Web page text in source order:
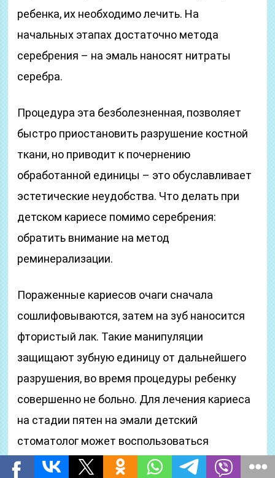
ребенка, их необходимо лечить. На
начальных этапах достаточно метода
серебрения – на эмаль наносят нитраты
серебра.
Процедура эта безболезненная, позволяет
быстро приостановить разрушение костной
ткани, но приводит к почернению
обработанной единицы – это обуславливает
эстетические неудобства. Что делать при
детском кариесе помимо серебрения:
обратить внимание на метод
реминерализации.
Пораженные кариесов очаги сначала
сошлифовываются, затем на зуб наносится
фтористый лак. Такие манипуляции
защищают зубную единицу от дальнейшего
разрушения, во время процедуры ребенку
совершенно не больно. Для лечения кариеса
на стадии пятен на эмали детский
стоматолог может воспользоваться
препаратом Icon. Его плотным слоем наносят